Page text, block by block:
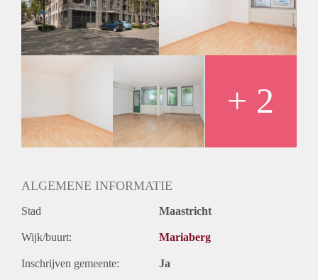
2,7 X Maandhuur Bruto
Huurtermijn
Onbepaalde termijn
Oplevering
+ 2
ALGEMENE INFORMATIE
Stad Maastricht
Wijk/buurt: Mariaberg
Inschrijven gemeente: Ja